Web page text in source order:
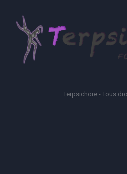
Terpsichore - Tous